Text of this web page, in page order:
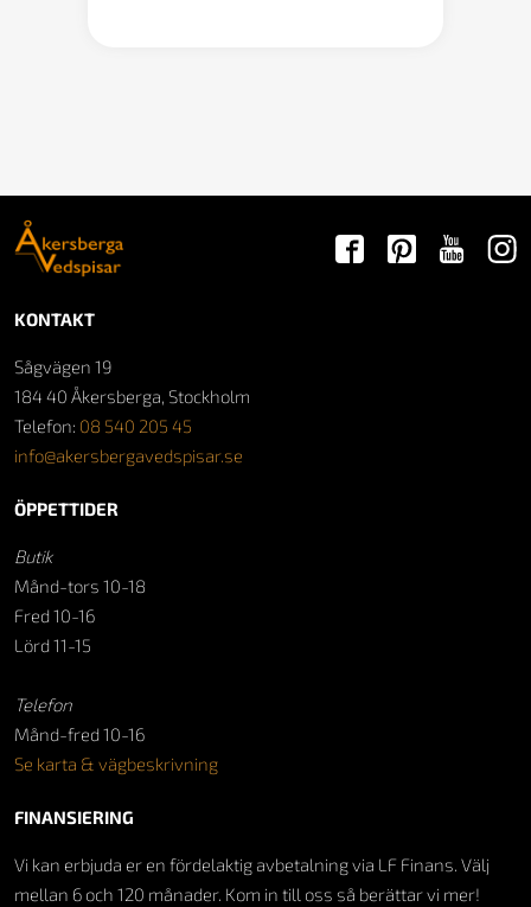
KONTAKT
Sågvägen 19
184 40 Åkersberga, Stockholm
Telefon: 08 540 205 45
info@akersbergavedspisar.se
ÖPPETTIDER
Butik
Månd-tors 10-18
Fred 10-16
Lörd 11-15
Telefon
Månd-fred 10-16
Se karta & vägbeskrivning
FINANSIERING
Vi kan erbjuda er en fördelaktig avbetalning via LF Finans. Välj
mellan 6 och 120 månader. Kom in till oss så berättar vi mer!